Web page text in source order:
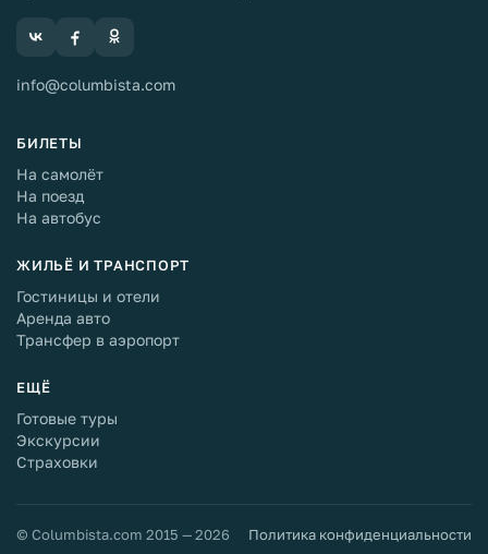
info@columbista.com
БИЛЕТЫ
На самолёт
На поезд
На автобус
ЖИЛЬЁ И ТРАНСПОРТ
Гостиницы и отели
Аренда авто
Трансфер в аэропорт
ЕЩЁ
Готовые туры
Экскурсии
Страховки
© Columbista.com 2015 — 2026 Политика конфиденциальности